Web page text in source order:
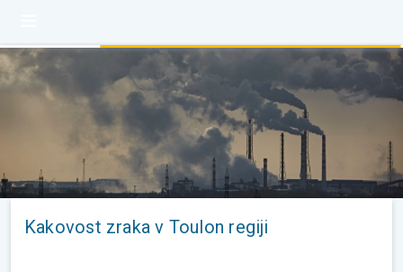
Kakovost zraka v Toulon regiji